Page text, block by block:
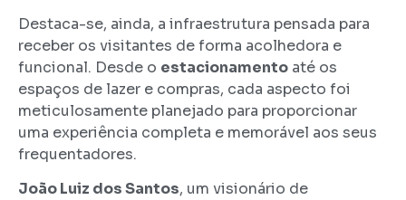
Destaca-se, ainda, a infraestrutura pensada para
receber os visitantes de forma acolhedora e
funcional. Desde o estacionamento até os
espaços de lazer e compras, cada aspecto foi
meticulosamente planejado para proporcionar
uma experiência completa e memorável aos seus
frequentadores.
João Luiz dos Santos, um visionário de